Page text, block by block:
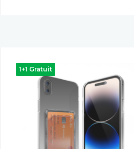
1+1 Gratuit